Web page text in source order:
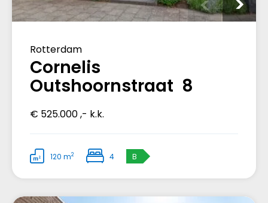
Rotterdam
Cornelis
Outshoornstraat 8
€ 525.000 ,- k.k.
120 m2 4 B